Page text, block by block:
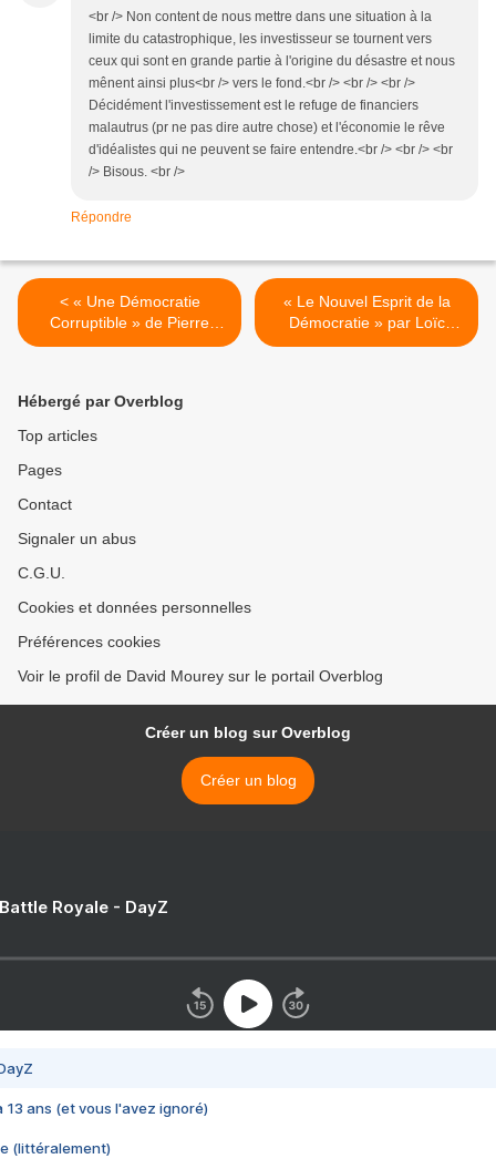
<br /> Non content de nous mettre dans une situation à la
limite du catastrophique, les investisseur se tournent vers
ceux qui sont en grande partie à l'origine du désastre et nous
mênent ainsi plus<br /> vers le fond.<br /> <br /> <br />
Décidément l'investissement est le refuge de financiers
malautrus (pr ne pas dire autre chose) et l'économie le rêve
d'idéalistes qui ne peuvent se faire entendre.<br /> <br /> <br
/> Bisous. <br />
Répondre
< « Une Démocratie
Corruptible » de Pierre
LASCOUMES
« Le Nouvel Esprit de la
Démocratie » par Loïc
BLONDIAUX >
Hébergé par Overblog
Top articles
Pages
Contact
Signaler un abus
C.G.U.
Cookies et données personnelles
Préférences cookies
Voir le profil de David Mourey sur le portail Overblog
Créer un blog sur Overblog
Créer un blog
Royale - DayZ
13 ans (et vous l'avez ignoré)
(littéralement)